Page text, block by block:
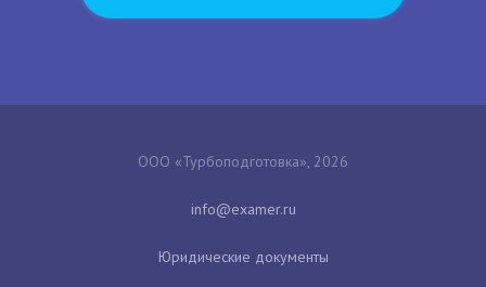
ООО «Турбоподготовка», 2026
Юридические документы